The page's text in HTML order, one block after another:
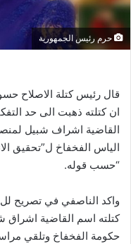
حرم رئيس الجمهورية
ان كتلته ذهبت الى حد
القاضية اشراف شبيل
الياس الفخفاخ ل”تحقيق
“حسب قوله.
واكد الناصفي في تصريح
كتلته اسم القاضية اشراق
حكومة الفخفاخ وتلقي